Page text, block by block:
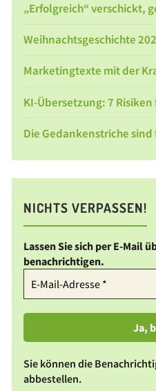
„Erfolgreich“ verschickt,
Weihnachtsgeschichte
Marketingtexte mit der
KI-Übersetzung: 7
Die Gedankenstriche sind
NICHTS VERPASSEN!
Lassen Sie sich per E-Mail
benachrichtigen.
Sie können die
abbestellen.